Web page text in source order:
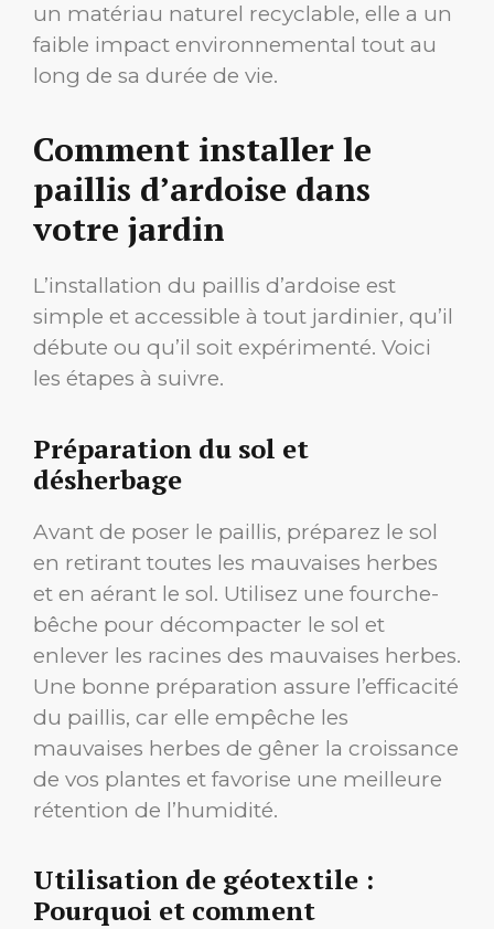
un matériau naturel recyclable, elle a un
faible impact environnemental tout au
long de sa durée de vie.
Comment installer le
paillis d’ardoise dans
votre jardin
L’installation du paillis d’ardoise est
simple et accessible à tout jardinier, qu’il
débute ou qu’il soit expérimenté. Voici
les étapes à suivre.
Préparation du sol et
désherbage
Avant de poser le paillis, préparez le sol
en retirant toutes les mauvaises herbes
et en aérant le sol. Utilisez une fourche-
bêche pour décompacter le sol et
enlever les racines des mauvaises herbes.
Une bonne préparation assure l’efficacité
du paillis, car elle empêche les
mauvaises herbes de gêner la croissance
de vos plantes et favorise une meilleure
rétention de l’humidité.
Utilisation de géotextile :
Pourquoi et comment